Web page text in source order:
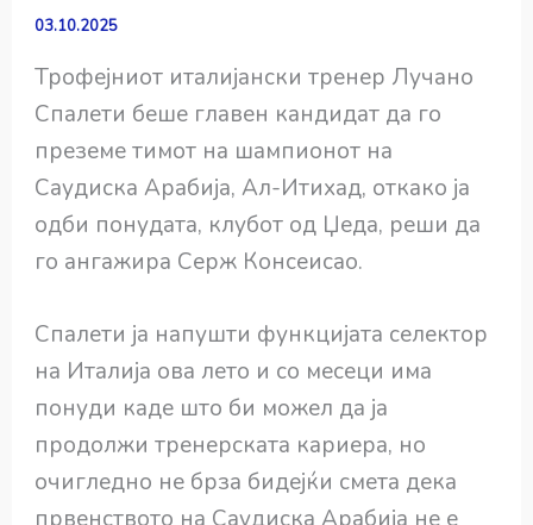
03.10.2025
Трофејниот италијански тренер Лучано
Спалети беше главен кандидат да го
преземе тимот на шампионот на
Саудиска Арабија, Ал-Итихад, откако ја
одби понудата, клубот од Џеда, реши да
го ангажира Серж Консеисао.
Спалети ја напушти функцијата селектор
на Италија ова лето и со месеци има
понуди каде што би можел да ја
продолжи тренерската кариера, но
очигледно не брза бидејќи смета дека